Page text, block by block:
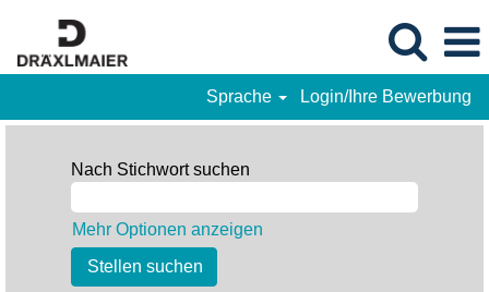
Sprache Login/Ihre Bewerbung
Nach Stichwort suchen
Mehr Optionen anzeigen